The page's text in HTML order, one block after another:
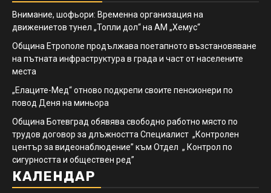
Внимание, шофьори: Временна организация на
движениетов тунел „Топли дол“ на АМ „Хемус“
Община Етрополе продължава поетапното възстановяване
на пътната инфраструктура в града и част от населените
места
„Елаците-Мед“ отново подкрепи своите пенсионери по
повод Деня на миньора
Община Ботевград обявява свободно работно място по
трудов договор за длъжността Специалист „Контролен
център за видеонаблюдение” към Отдел „ Контрол по
сигурността и обществен ред”
КАЛЕНДАР